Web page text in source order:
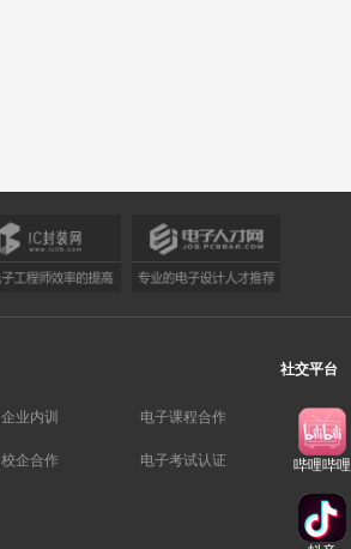
企业内训
校企合作
电子课程合作
电子考试认证
社交平台
哔哩哔哩